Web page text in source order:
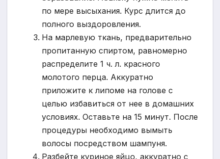
по мере высыхания. Курс длится до
полного выздоровления.
На марлевую ткань, предварительно
пропитанную спиртом, равномерно
распределите 1 ч. л. красного
молотого перца. Аккуратно
приложите к липоме на голове с
целью избавиться от нее в домашних
условиях. Оставьте на 15 минут. После
процедуры необходимо вымыть
волосы посредством шампуня.
Разбейте куриное яйцо, аккуратно с